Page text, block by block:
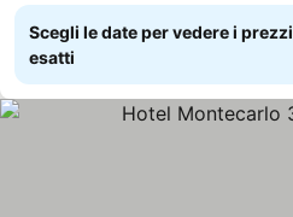
Scegli le date per vedere i prezzi
esatti